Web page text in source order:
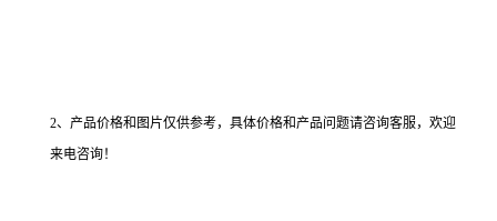
2、产品价格和图片仅供参考，具体价格和产品问题请咨询客服，欢迎
来电咨询！